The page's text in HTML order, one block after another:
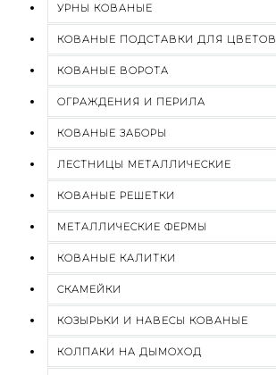
УРНЫ КОВАНЫЕ
КОВАНЫЕ ПОДСТАВКИ ДЛЯ ЦВЕТОВ
КОВАНЫЕ ВОРОТА
ОГРАЖДЕНИЯ И ПЕРИЛА
КОВАНЫЕ ЗАБОРЫ
ЛЕСТНИЦЫ МЕТАЛЛИЧЕСКИЕ
КОВАНЫЕ РЕШЕТКИ
МЕТАЛЛИЧЕСКИЕ ФЕРМЫ
КОВАНЫЕ КАЛИТКИ
СКАМЕЙКИ
КОЗЫРЬКИ И НАВЕСЫ КОВАНЫЕ
КОЛПАКИ НА ДЫМОХОД